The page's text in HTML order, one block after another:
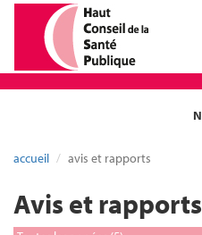
accueil avis et rapports
Avis et